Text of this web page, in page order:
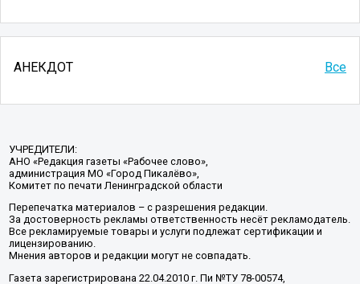
АНЕКДОТ Все
УЧРЕДИТЕЛИ:
АНО «Редакция газеты «Рабочее слово»,
администрация МО «Город Пикалёво»,
Комитет по печати Ленинградской области
Перепечатка материалов – с разрешения редакции.
За достоверность рекламы ответственность несёт рекламодатель.
Все рекламируемые товары и услуги подлежат сертификации и
лицензированию.
Мнения авторов и редакции могут не совпадать.
Газета зарегистрирована 22.04.2010 г. Пи №ТУ 78-00574,